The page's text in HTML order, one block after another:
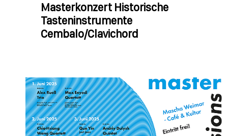
Masterkonzert Historische
Tasteninstrumente
Cembalo/Clavichord